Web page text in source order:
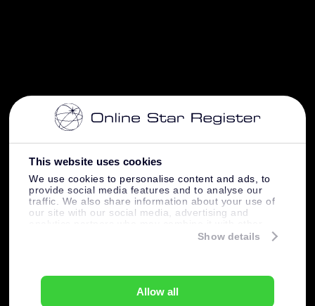
This website uses cookies
We use cookies to personalise content and ads, to
provide social media features and to analyse our
traffic. We also share information about your use of
our site with our social media, advertising and
information that you’ve provided to them or that
Show details
Allow all